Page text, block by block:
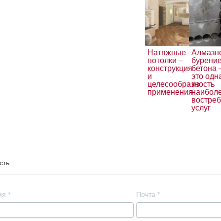
Натяжные
потолки –
конструкция
и
целесообразность
применения
бетона
это
из
услуг
* Почта *